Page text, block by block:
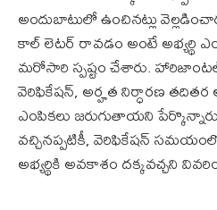
అందుబాటులో ఉంచినట్లు
కాల్ లెటర్ రావడం అంటే అభ్యర్థి
మరోసారి స్పష్టం చేశారు. హారిజాంటల్
వెరిఫికేషన్, అర్హత నిర్ధారణ
ఎంపికలు జరుగుతాయని
వచ్చినప్పటికీ, వెరిఫికేషన్
అభ్యర్థికి అవకాశం దక్కవచ్చని